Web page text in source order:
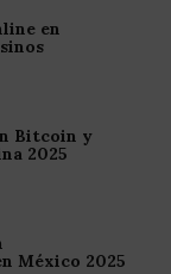
en
Bitcoin y
2025
México 2025